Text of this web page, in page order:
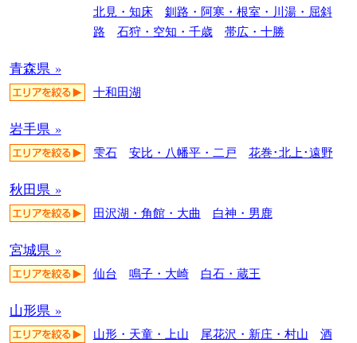
北見・知床
釧路・阿寒・根室・川湯・屈斜
路
石狩・空知・千歳 帯広・十勝
青森県 »
十和田湖
岩手県 »
雫石 安比・八幡平・二戸 花巻･北上･遠野
秋田県 »
田沢湖・角館・大曲 白神・男鹿
宮城県 »
仙台 鳴子・大崎 白石・蔵王
山形県 »
山形・天童・上山 尾花沢・新庄・村山
酒